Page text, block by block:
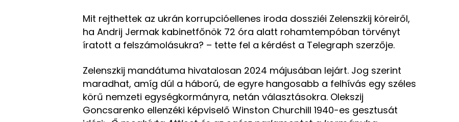
Mit rejthettek az ukrán korrupcióellenes iroda dossziéi Zelenszkij köreiről,
ha Andrij Jermak kabinetfőnök 72 óra alatt rohamtempóban törvényt
íratott a felszámolásukra? – tette fel a kérdést a Telegraph szerzője.
Zelenszkij mandátuma hivatalosan 2024 májusában lejárt. Jog szerint
maradhat, amíg dúl a háború, de egyre hangosabb a felhívás egy széles
körű nemzeti egységkormányra, netán választásokra. Olekszij
Goncsarenko ellenzéki képviselő Winston Churchill 1940-es gesztusát